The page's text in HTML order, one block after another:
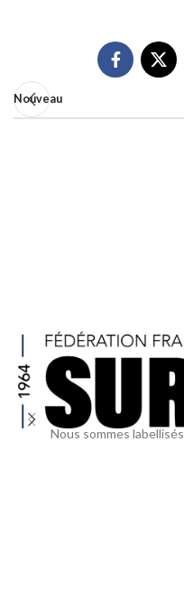
Nouveau
Nous sommes labellisés